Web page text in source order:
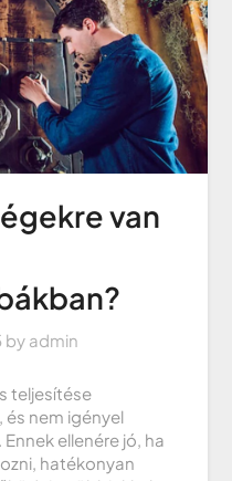
van
by admin
teljesítése
nem igényel
ellenére jó, ha
hatékonyan